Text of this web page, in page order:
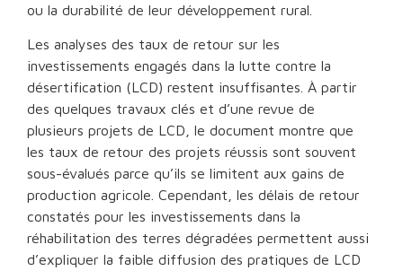
ou la durabilité de leur développement rural.
Les analyses des taux de retour sur les
investissements engagés dans la lutte contre la
désertification (LCD) restent insuffisantes. À partir
des quelques travaux clés et d’une revue de
plusieurs projets de LCD, le document montre que
les taux de retour des projets réussis sont souvent
sous-évalués parce qu’ils se limitent aux gains de
production agricole. Cependant, les délais de retour
constatés pour les investissements dans la
réhabilitation des terres dégradées permettent aussi
d’expliquer la faible diffusion des pratiques de LCD